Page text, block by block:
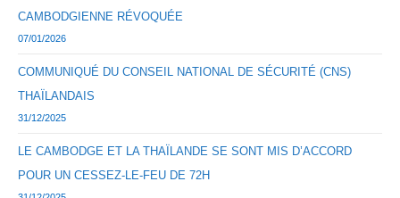
CAMBODGIENNE RÉVOQUÉE
07/01/2026
COMMUNIQUÉ DU CONSEIL NATIONAL DE SÉCURITÉ (CNS)
THAÏLANDAIS
31/12/2025
LE CAMBODGE ET LA THAÏLANDE SE SONT MIS D’ACCORD
POUR UN CESSEZ-LE-FEU DE 72H